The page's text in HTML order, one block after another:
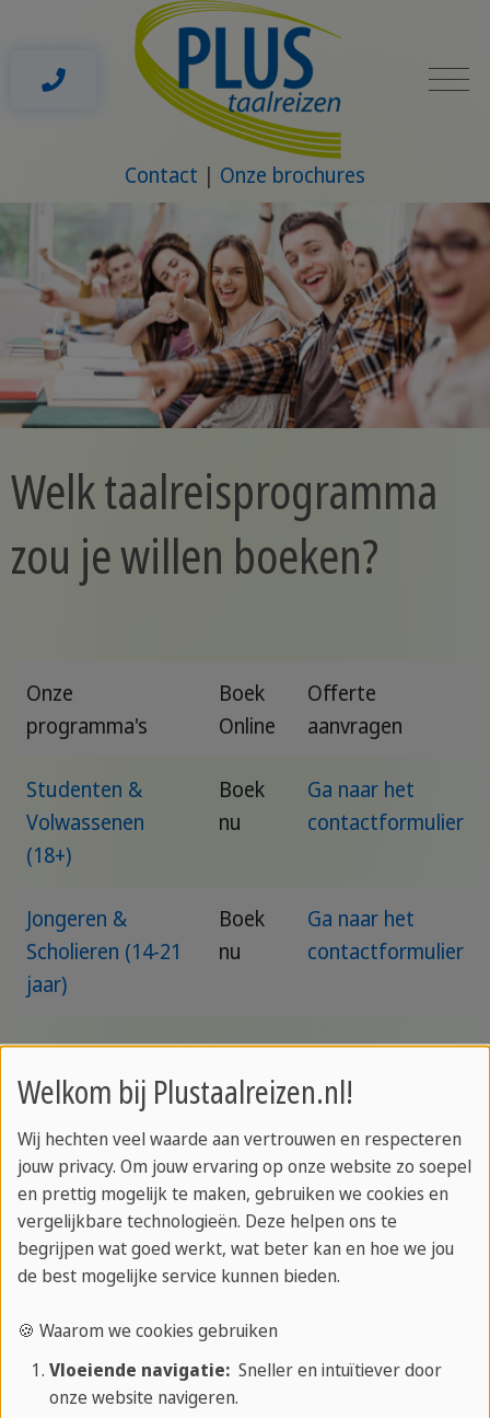
Contact Onze brochures
Welk taalreisprogramma
zou je willen boeken?
Onze
programma's
Boek
Online
Offerte
aanvragen
Studenten &
Volwassenen
(18+)
Boek
nu
Ga naar het
contactformulier
Jongeren &
Scholieren (14-21
jaar)
Boek
nu
Ga naar het
contactformulier
PLUS Taalreizen Service
PTR Reismagazine
Reisgids
Taalcursussen
Nieuwsbrief
Over PLUS Taalreizen
Aanbiedingen
Welkom bij Plustaalreizen.nl!
Wij hechten veel waarde aan vertrouwen en respecteren
jouw privacy. Om jouw ervaring op onze website zo soepel
en prettig mogelijk te maken, gebruiken we cookies en
vergelijkbare technologieën. Deze helpen ons te
begrijpen wat goed werkt, wat beter kan en hoe we jou
de best mogelijke service kunnen bieden.
🍪 Waarom we cookies gebruiken
Vloeiende navigatie:Sneller en intuïtiever door
onze website navigeren.